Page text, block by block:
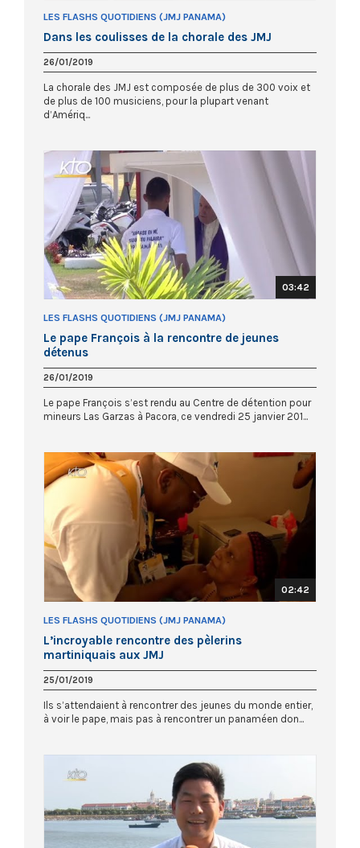
LES FLASHS QUOTIDIENS (JMJ PANAMA)
Dans les coulisses de la chorale des JMJ
26/01/2019
La chorale des JMJ est composée de plus de 300 voix et
de plus de 100 musiciens, pour la plupart venant
d’Amériq...
03:42
LES FLASHS QUOTIDIENS (JMJ PANAMA)
Le pape François à la rencontre de jeunes
détenus
26/01/2019
Le pape François s’est rendu au Centre de détention pour
mineurs Las Garzas à Pacora, ce vendredi 25 janvier 201...
02:42
LES FLASHS QUOTIDIENS (JMJ PANAMA)
L’incroyable rencontre des pèlerins
martiniquais aux JMJ
25/01/2019
Ils s’attendaient à rencontrer des jeunes du monde entier,
à voir le pape, mais pas à rencontrer un panaméen don...